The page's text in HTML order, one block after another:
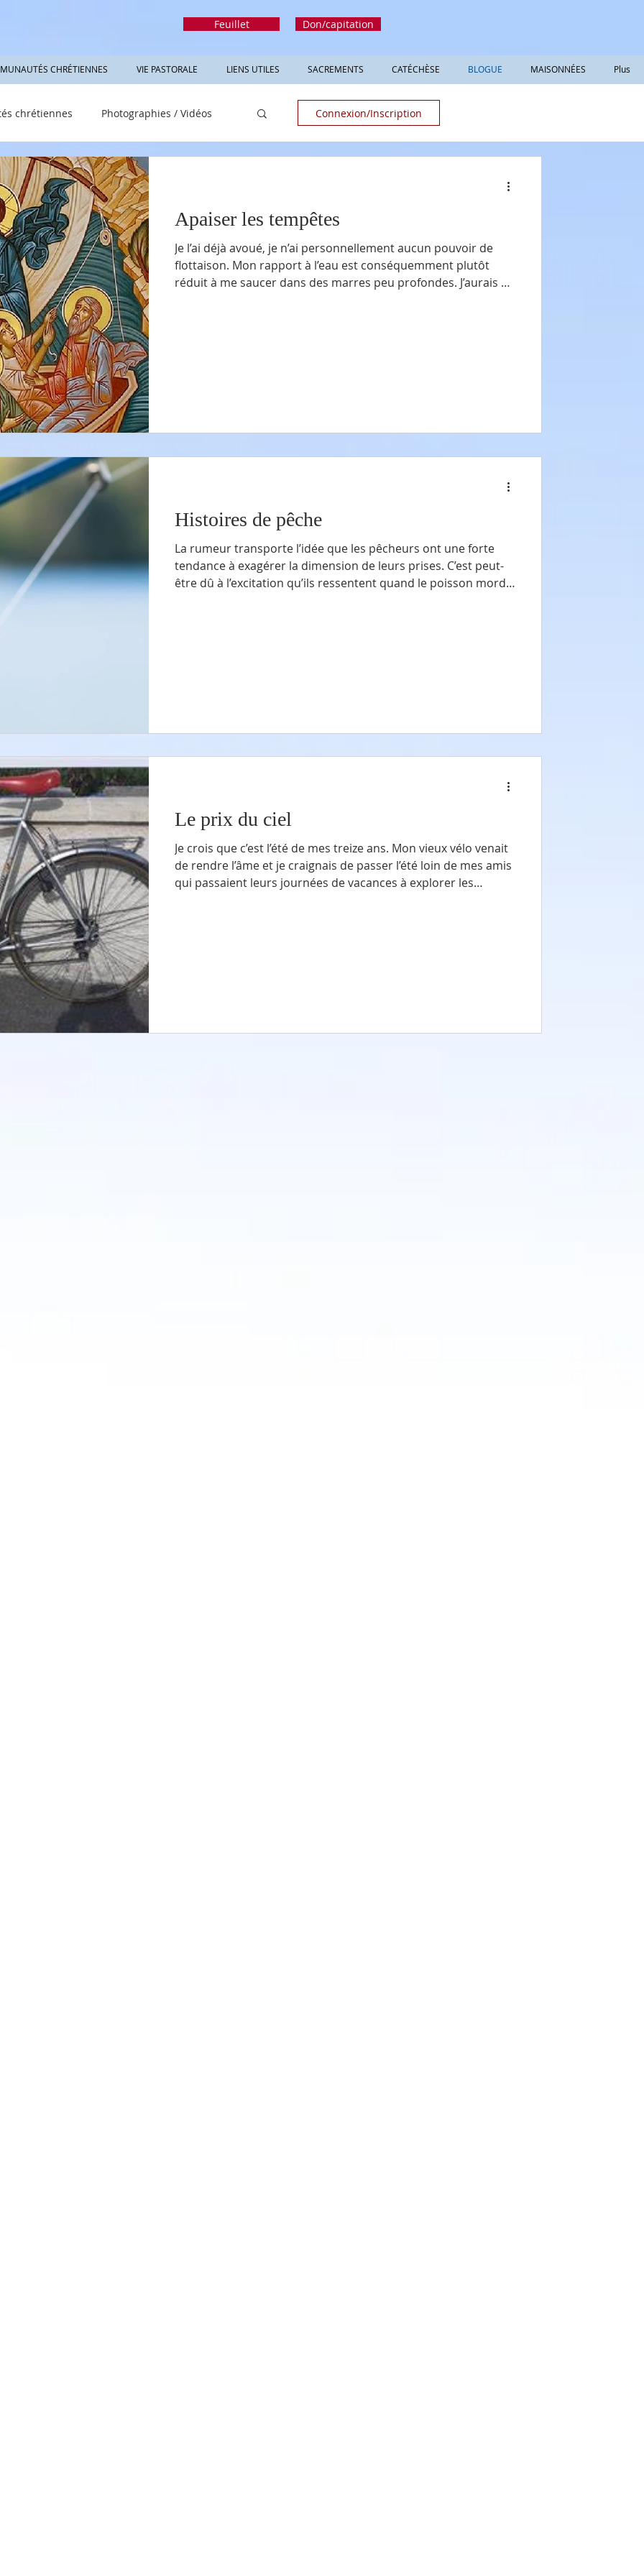
Feuillet Don/capitation
CHRÉTIENNES VIE PASTORALE LIENS UTILES SACREMENTS CATÉCHÈSE BLOGUE MAISONNÉES Plus
chrétiennes Photographies / Vidéos Connexion/Inscription
Apaiser les tempêtes
Je l’ai déjà avoué, je n’ai personnellement aucun pouvoir de
flottaison. Mon rapport à l’eau est conséquemment plutôt
réduit à me saucer dans des marres peu profondes. J’aurais dû
Histoires de pêche
La rumeur transporte l’idée que les pêcheurs ont une forte
tendance à exagérer la dimension de leurs prises. C’est peut-
être dû à l’excitation qu’ils ressentent quand le poisson mord à
Le prix du ciel
Je crois que c’est l’été de mes treize ans. Mon vieux vélo venait
de rendre l’âme et je craignais de passer l’été loin de mes amis
qui passaient leurs journées de vacances à explorer les